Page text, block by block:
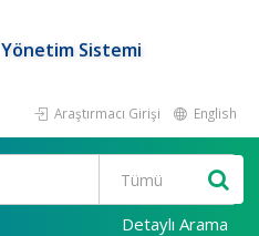
Sistemi
Araştırmacı Girişi English
Detaylı Arama